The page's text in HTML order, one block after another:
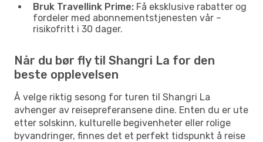
Bruk Travellink Prime: Få eksklusive rabatter og
fordeler med abonnementstjenesten vår –
risikofritt i 30 dager.
Når du bør fly til Shangri La for den
beste opplevelsen
Å velge riktig sesong for turen til Shangri La
avhenger av reisepreferansene dine. Enten du er ute
etter solskinn, kulturelle begivenheter eller rolige
byvandringer, finnes det et perfekt tidspunkt å reise